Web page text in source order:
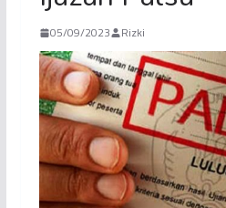
05/09/2023 Rizki